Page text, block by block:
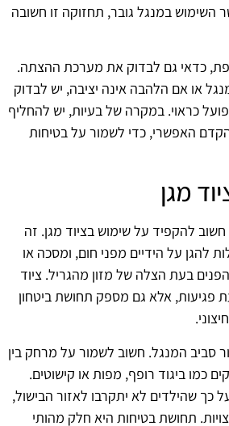
השימוש במנגל גובר, תחזוקה זו חשובה
כדאי גם לבדוק את מערכת ההצתה.
או אם הלהבה אינה יציבה, יש לבדוק
כראוי. במקרה של בעיות, יש להחליף
האפשרי, כדי לשמור על בטיחות
מגן
להקפיד על שימוש בציוד מגן. זה
להגן על הידיים מפני חום, ומסכה או
בעת הצלה של מזון מהגריל. ציוד
פגיעות, אלא גם מספק תחושת ביטחון
סביב המנגל. חשוב לשמור על מרחק בין
כמו ביגוד רופף, מפות או קישוטים.
כך שהילדים לא יתקרבו לאזור הבישול,
תחושת בטיחות היא חלק מהותי